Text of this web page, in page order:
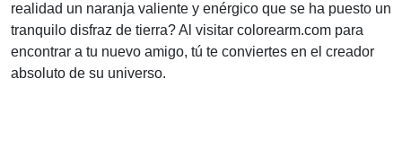
realidad un naranja valiente y enérgico que se ha puesto un
tranquilo disfraz de tierra? Al visitar colorearm.com para
encontrar a tu nuevo amigo, tú te conviertes en el creador
absoluto de su universo.